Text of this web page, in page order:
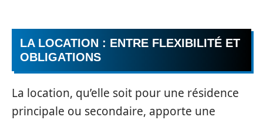
LA LOCATION : ENTRE FLEXIBILITÉ ET
OBLIGATIONS
La location, qu’elle soit pour une résidence
principale ou secondaire, apporte une